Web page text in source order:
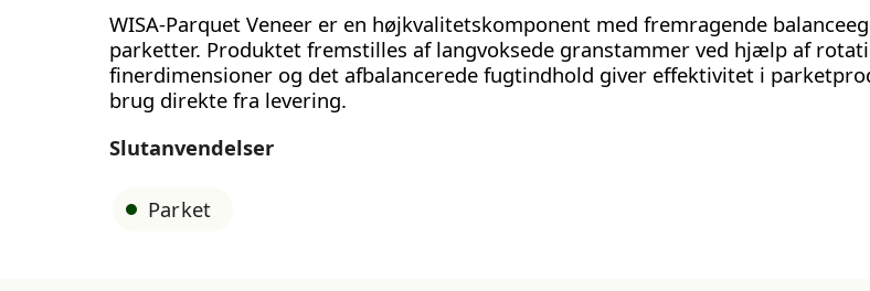
WISA-Parquet Veneer er en højkvalitetskomponent med fremragende
parketter. Produktet fremstilles af langvoksede granstammer ved hjælp af
finerdimensioner og det afbalancerede fugtindhold giver effektivitet i
brug direkte fra levering.
Slutanvendelser
Parket